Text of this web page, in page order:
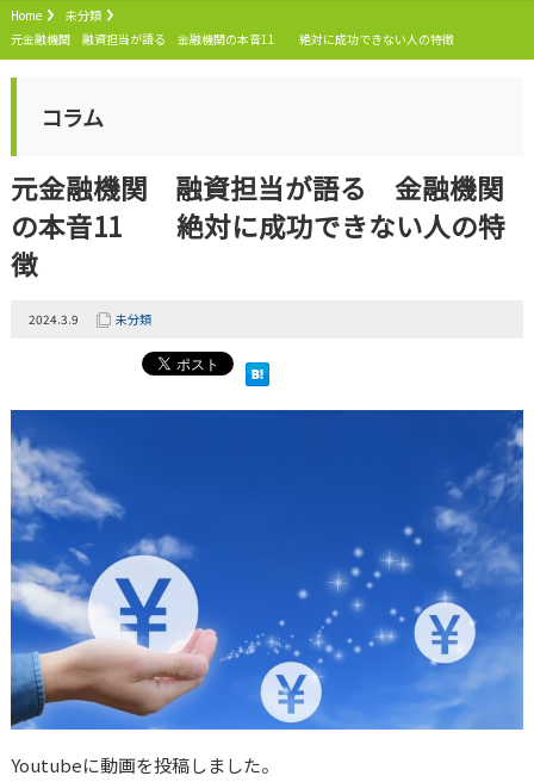
Home
未分類
元金融機関 融資担当が語る 金融機関の本音11 絶対に成功できない人の特徴
コラム
元金融機関 融資担当が語る 金融機関
の本音11 絶対に成功できない人の特
徴
2024.3.9 未分類
Youtubeに動画を投稿しました。